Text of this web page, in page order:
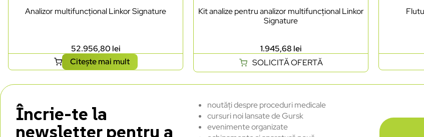
Analizor multifuncțional Linkor Signature
52.956,80 lei
Citește mai mult
Kit analize pentru analizor multifuncțional Linkor
Signature
1.945,68 lei
SOLICITĂ OFERTĂ
Încrie-te la
newsletter pentru a
noutăți despre proceduri medicale
cursuri noi lansate de Gursk
evenimente organizate